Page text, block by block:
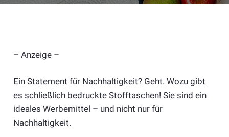
– Anzeige –
Ein Statement für Nachhaltigkeit? Geht. Wozu gibt
es schließlich bedruckte Stofftaschen! Sie sind ein
ideales Werbemittel – und nicht nur für
Nachhaltigkeit.